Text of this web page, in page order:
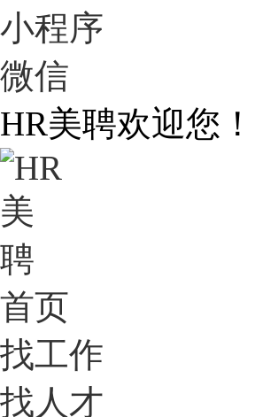
小程序
微信
HR美聘欢迎您！
首页
找工作
找人才